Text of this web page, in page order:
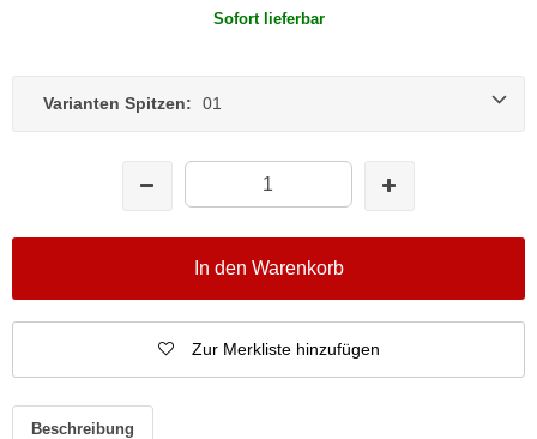
Sofort lieferbar
Varianten Spitzen: 01
In den Warenkorb
Zur Merkliste hinzufügen
Beschreibung